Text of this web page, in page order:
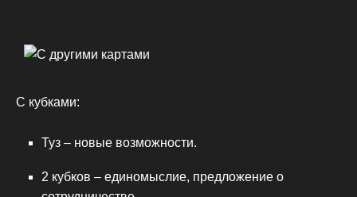
С кубками:
Туз – новые возможности.
2 кубков – единомыслие, предложение о